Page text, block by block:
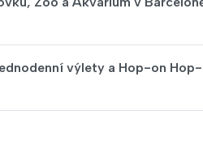
výlety a Hop-on